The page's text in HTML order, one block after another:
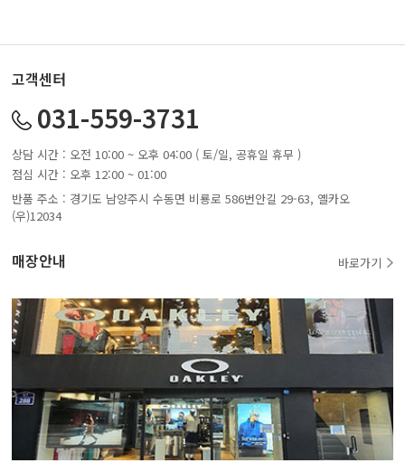
고객센터
031-559-3731
상담 시간 : 오전 10:00 ~ 오후 04:00 ( 토/일, 공휴일 휴무 )
점심 시간 : 오후 12:00 ~ 01:00
반품 주소 : 경기도 남양주시 수동면 비룡로 586번안길 29-63, 옐카오
(우)12034
매장안내 바로가기